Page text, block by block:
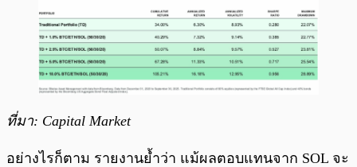
ที่มา: Capital Market
อย่างไรก็ตาม รายงานย้ำว่า แม้ผลตอบแทนจาก SOL จะ